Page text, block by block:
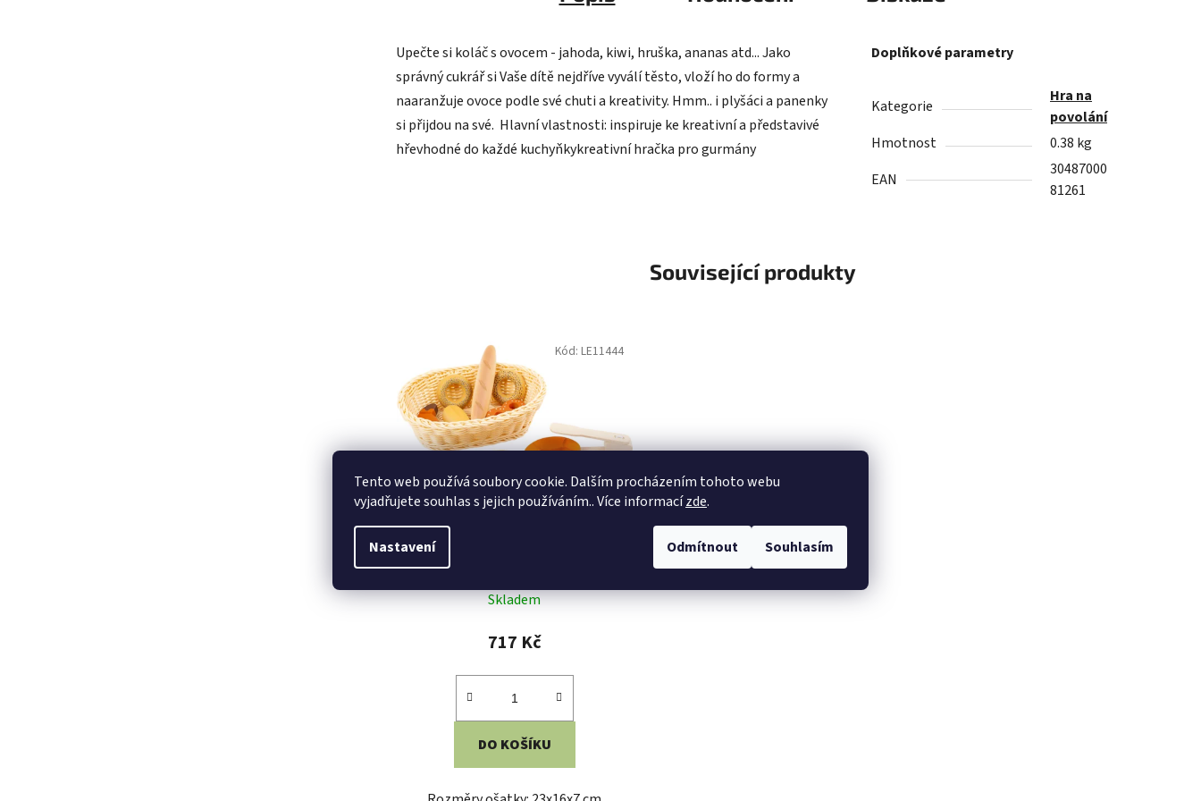
Tento web používá soubory cookie. Dalším procházením tohoto webu
vyjadřujete souhlas s jejich používáním.. Více informacízde.
Nastavení Odmítnout Souhlasím
Upečte si koláč s ovocem - jahoda, kiwi, hruška, ananas atd... Jako
správný cukrář si Vaše dítě nejdříve vyválí těsto, vloží ho do formy a
naaranžuje ovoce podle své chuti a kreativity. Hmm.. i plyšáci a panenky
si přijdou na své. Hlavní vlastnosti: inspiruje ke kreativní a představivé
hřevhodné do každé kuchyňkykreativní hračka pro gurmány
Doplňkové parametry
Kategorie
Hra na
povolání
Hmotnost
0.38 kg
EAN
30487000
81261
Související produkty
Small Foot Čerstvé pečivo v
Skladem
717 Kč
DO KOŠÍKU
Kód: LE11444